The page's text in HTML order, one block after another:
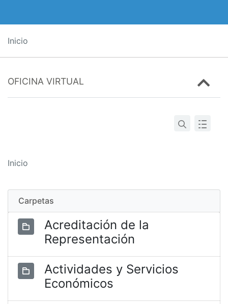
Inicio
OFICINA VIRTUAL
Inicio
Carpetas
Acreditación de la
Representación
Actividades y Servicios
Económicos